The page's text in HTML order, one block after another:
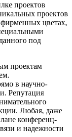
проектов
проектов
цветах,
под
проектам
в научно-
Репутация
Любая, даже
конференц-
и надежности